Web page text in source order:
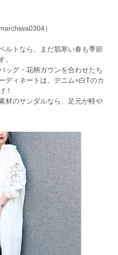
）
ルトなら、まだ肌寒い春も季節
。
ッグ・花柄ガウンを合わせたち
ディネートは、デニム×白Tのカ
！
材のサンダルなら、足元が軽や